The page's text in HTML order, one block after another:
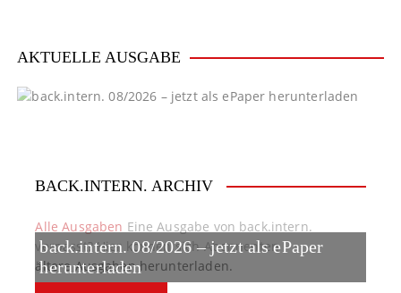
AKTUELLE AUSGABE
back.intern. 08/2026 – jetzt als ePaper
herunterladen
BACK.INTERN. ARCHIV
Alle Ausgaben Eine Ausgabe von back.intern.
verpasst? Hier können sich Abonnenten
ältere Ausgaben herunterladen.